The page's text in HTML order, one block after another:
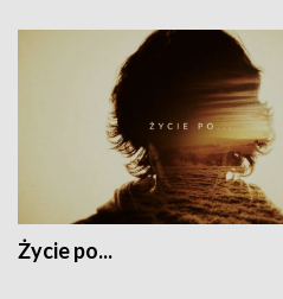
Życie po...